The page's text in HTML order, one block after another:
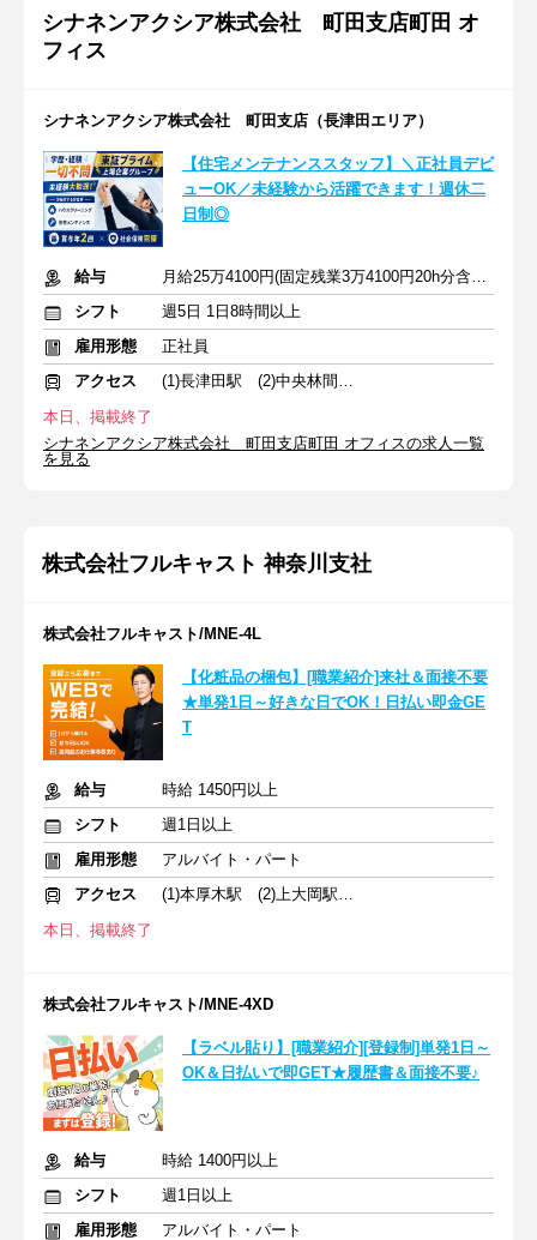
シナネンアクシア株式会社 町田支店町田 オ
フィス
シナネンアクシア株式会社 町田支店（長津田エリア）
【住宅メンテナンススタッフ】＼正社員デビ
ューOK／未経験から活躍できます！週休二
日制◎
給与
月給25万4100円(固定残業3万4100円20h分含む)＋交通費＋賞与
シフト
週5日 1日8時間以上
雇用形態
正社員
アクセス
(1)長津田駅 (2)中央林間駅 (3)青葉台駅
本日、掲載終了
シナネンアクシア株式会社 町田支店町田 オフィスの求人一覧
を見る
株式会社フルキャスト 神奈川支社
株式会社フルキャスト/MNE-4L
【化粧品の梱包】[職業紹介]来社＆面接不要
★単発1日～好きな日でOK！日払い即金GE
T
給与
時給 1450円以上
シフト
週1日以上
雇用形態
アルバイト・パート
アクセス
(1)本厚木駅 (2)上大岡駅 (3)横浜駅
本日、掲載終了
株式会社フルキャスト/MNE-4XD
【ラベル貼り】[職業紹介][登録制]単発1日～
OK＆日払いで即GET★履歴書＆面接不要♪
給与
時給 1400円以上
シフト
週1日以上
雇用形態
アルバイト・パート